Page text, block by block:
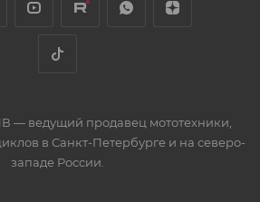
— ведущий продавец мототехники,
в Санкт-Петербурге и на северо-
западе России.